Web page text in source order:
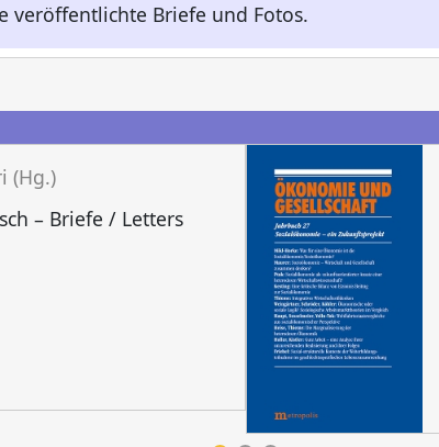
veröffentlichte Briefe und Fotos.
(Hg.)
– Briefe / Letters